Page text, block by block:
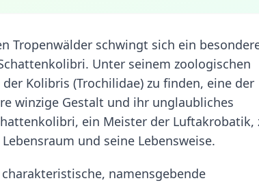
Tropenwälder schwingt sich ein
Unter seinem zoologischen
Kolibris (Trochilidae) zu finden, eine der
winzige Gestalt und ihr unglaubliches
ein Meister der Luftakrobatik,
und seine Lebensweise.
namensgebende